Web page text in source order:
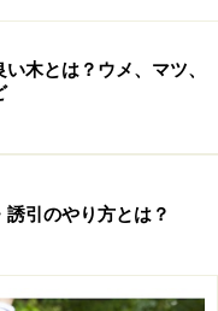
常緑のヒバの類や落
ツジなどを、「玄関
あれば株立ちの姿が
いうように、植え場
いくことができるか
木とは？ウメ、マツ、
引のやり方とは？